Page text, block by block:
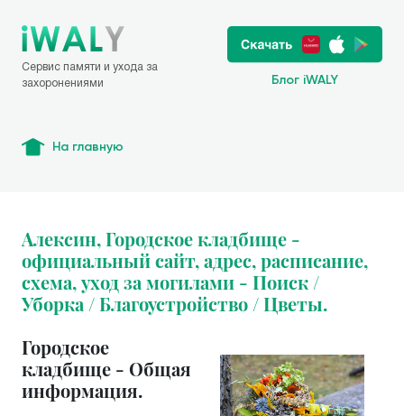
Сервис памяти и ухода за
захоронениями
Блог iWALY
На главную
Алексин, Городское кладбище -
официальный сайт, адрес, расписание,
схема, уход за могилами - Поиск /
Уборка / Благоустройство / Цветы.
Городское
кладбище - Общая
информация.